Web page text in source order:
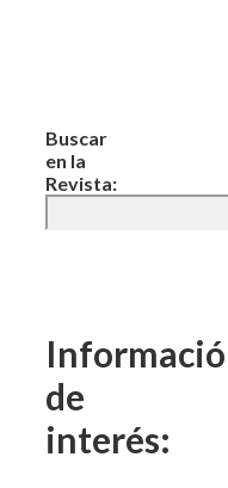
Buscar
en la
Revista:
de
interés: